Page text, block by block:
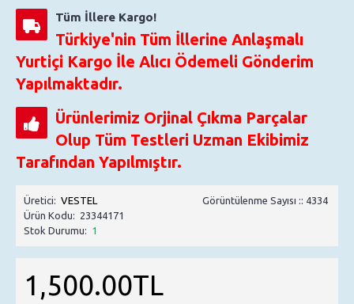
Tüm İllere Kargo!
Türkiye'nin Tüm İllerine Anlaşmalı
Yurtiçi Kargo İle Alıcı Ödemeli Gönderim
Yapılmaktadır.
Ürünlerimiz Orjinal Çıkma Parçalar
Olup Tüm Testleri Uzman Ekibimiz
Tarafından Yapılmıştır.
Görüntülenme Sayısı :: 4334
Üretici: VESTEL
Ürün Kodu: 23344171
Stok Durumu: 1
1,500.00TL